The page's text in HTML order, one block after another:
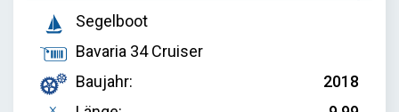
Segelboot
Bavaria 34 Cruiser
Baujahr:
2018